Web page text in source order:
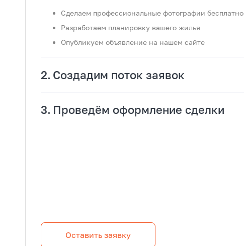
Сделаем профессиональные фотографии бесплатно
Разработаем планировку вашего жилья
Опубликуем объявление на нашем сайте
Создадим поток заявок
Проведём оформление сделки
Оставить заявку